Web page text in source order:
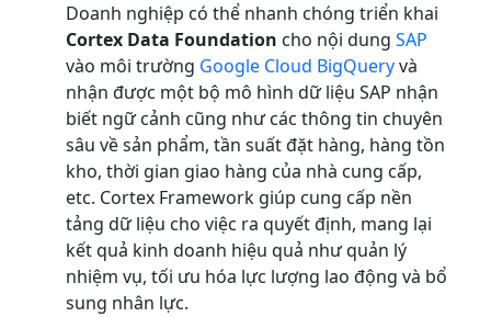
Doanh nghiệp có thể nhanh chóng triển khai
Cortex Data Foundation cho nội dung SAP
vào môi trường Google Cloud BigQueryvà
nhận được một bộ mô hình dữ liệu SAP nhận
biết ngữ cảnh cũng như các thông tin chuyên
sâu về sản phẩm, tần suất đặt hàng, hàng tồn
kho, thời gian giao hàng của nhà cung cấp,
etc. Cortex Framework giúp cung cấp nền
tảng dữ liệu cho việc ra quyết định, mang lại
kết quả kinh doanh hiệu quả như quản lý
nhiệm vụ, tối ưu hóa lực lượng lao động và bổ
sung nhân lực.